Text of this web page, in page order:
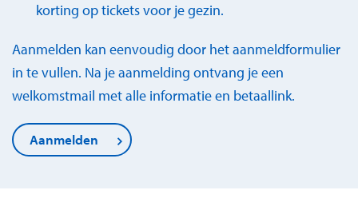
korting op tickets voor je gezin.
Aanmelden kan eenvoudig door het aanmeldformulier
in te vullen. Na je aanmelding ontvang je een
welkomstmail met alle informatie en betaallink.
Aanmelden